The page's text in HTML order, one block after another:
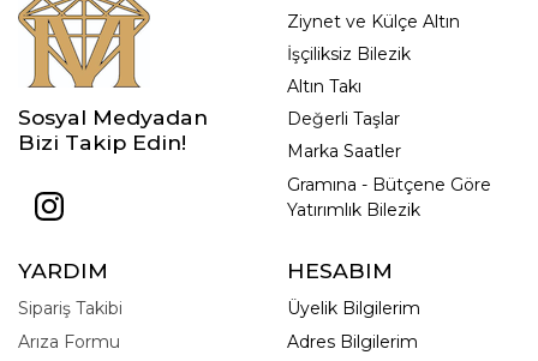
Sosyal Medyadan
Bizi Takip Edin!
Ziynet ve Külçe Altın
İşçiliksiz Bilezik
Altın Takı
Değerli Taşlar
Marka Saatler
Gramına - Bütçene Göre
Yatırımlık Bilezik
YARDIM
Sipariş Takibi
Arıza Formu
HESABIM
Üyelik Bilgilerim
Adres Bilgilerim